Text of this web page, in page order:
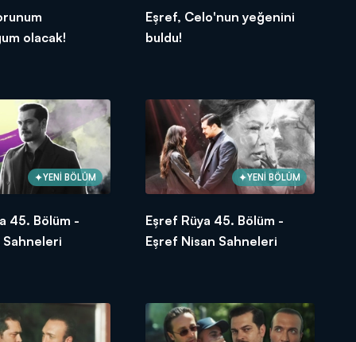
olacak!
Eşref, Celo'nun yeğenini
buldu!
YENİ BÖLÜM
45. Bölüm -
Sahneleri
YENİ BÖLÜM
Eşref Rüya 45. Bölüm -
Eşref Nisan Sahneleri